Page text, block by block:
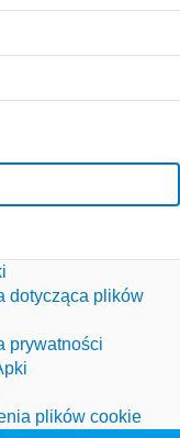
dotycząca plików
prywatności
plików cookie